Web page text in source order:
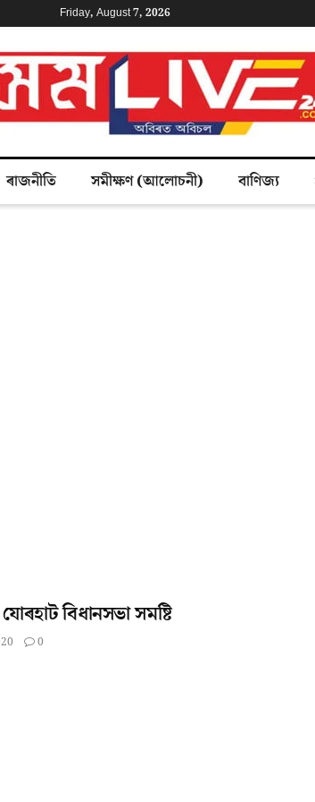
Friday, August 7, 2026
ৰাজনীতি সমীক্ষণ (আলোচনী) বাণিজ্য
যোৰহাট বিধানসভা সমষ্টি
0